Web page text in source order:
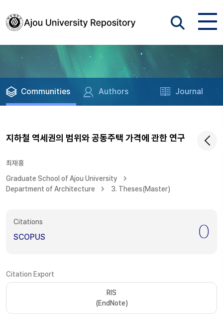
Communities Authors Journal
지하철 역세권의 범위와 공동주택 가격에 관한 연구
최재홍
Graduate School of Ajou University
Department of Architecture
3. Theses(Master)
Citations
SCOPUS 0
Citation Export
RIS
(EndNote)